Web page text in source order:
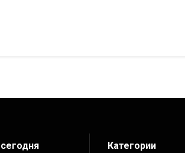
Категории